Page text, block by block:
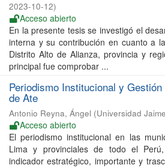
2023-10-12)
Acceso abierto
En la presente tesis se investigó el
interna y su contribución en cuanto a
Distrito Alto de Alianza, provincia y
principal fue comprobar ...
Periodismo Institucional y
de Ate
Antonio Reyna, Ángel (Universidad
Acceso abierto
El periodismo institucional en las
Lima y provinciales de todo el
indicador estratégico, importante y